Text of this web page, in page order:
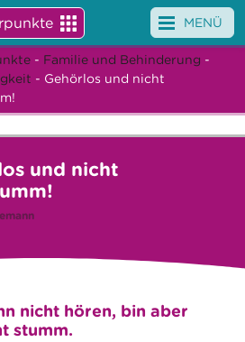
MENÜ
- Familie und Behinderung -
- Gehörlos und nicht
und nicht
nicht hören, bin aber
stumm.